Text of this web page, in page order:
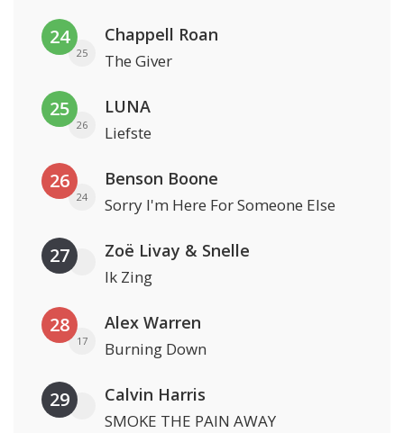
24
25
Chappell Roan
The Giver
25
26
LUNA
Liefste
26
24
Benson Boone
Sorry I'm Here For Someone Else
27 Zoë Livay & Snelle
Ik Zing
28
17
Alex Warren
Burning Down
29 Calvin Harris
SMOKE THE PAIN AWAY